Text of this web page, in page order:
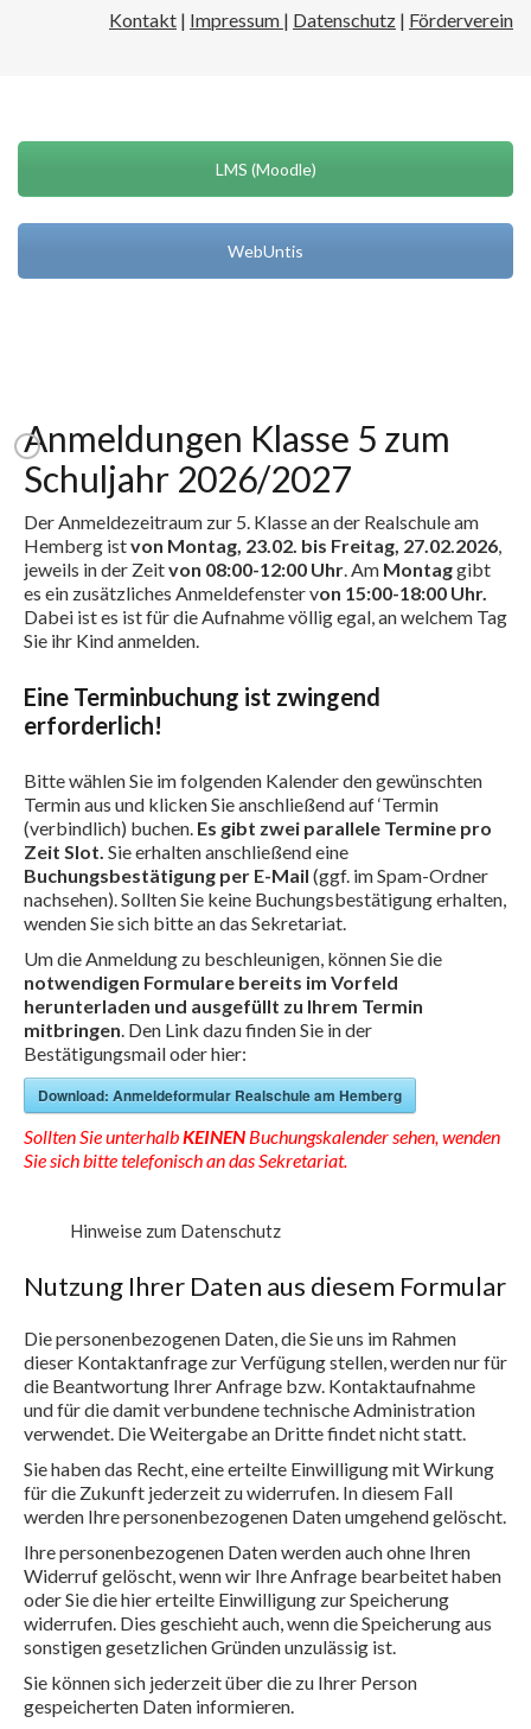
Kontakt | Impressum | Datenschutz | Förderverein
LMS (Moodle)
WebUntis
Anmeldungen Klasse 5 zum
Schuljahr 2026/2027
Der Anmeldezeitraum zur 5. Klasse an der Realschule am
Hemberg istvon Montag, 23.02. bis Freitag, 27.02.2026,
jeweils in der Zeitvon 08:00-12:00 Uhr. Am Montaggibt
es ein zusätzliches Anmeldefenster von 15:00-18:00 Uhr.
Dabei ist es ist für die Aufnahme völlig egal, an welchem Tag
Sie ihr Kind anmelden.
Eine Terminbuchung ist zwingend
erforderlich!
Bitte wählen Sie im folgenden Kalender den gewünschten
Termin aus und klicken Sie anschließend auf ‘Termin
(verbindlich) buchen. Es gibt zwei parallele Termine pro
Zeit Slot. Sie erhalten anschließend eine
Buchungsbestätigung per E-Mail (ggf. im Spam-Ordner
nachsehen). Sollten Sie keine Buchungsbestätigung erhalten,
wenden Sie sich bitte an das Sekretariat.
Um die Anmeldung zu beschleunigen, können Sie die
notwendigen Formulare bereits im Vorfeld
herunterladen und ausgefüllt zu Ihrem Termin
mitbringen. Den Link dazu finden Sie in der
Bestätigungsmail oder hier:
Download: Anmeldeformular Realschule am Hemberg
Sollten Sie unterhalbKEINEN Buchungskalender sehen, wenden
Sie sich bitte telefonisch an das Sekretariat.
Hinweise zum Datenschutz
Nutzung Ihrer Daten aus diesem Formular
Die personenbezogenen Daten, die Sie uns im Rahmen
dieser Kontaktanfrage zur Verfügung stellen, werden nur für
die Beantwortung Ihrer Anfrage bzw. Kontaktaufnahme
und für die damit verbundene technische Administration
verwendet. Die Weitergabe an Dritte findet nicht statt.
Sie haben das Recht, eine erteilte Einwilligung mit Wirkung
für die Zukunft jederzeit zu widerrufen. In diesem Fall
werden Ihre personenbezogenen Daten umgehend gelöscht.
Ihre personenbezogenen Daten werden auch ohne Ihren
Widerruf gelöscht, wenn wir Ihre Anfrage bearbeitet haben
oder Sie die hier erteilte Einwilligung zur Speicherung
widerrufen. Dies geschieht auch, wenn die Speicherung aus
sonstigen gesetzlichen Gründen unzulässig ist.
Sie können sich jederzeit über die zu Ihrer Person
gespeicherten Daten informieren.